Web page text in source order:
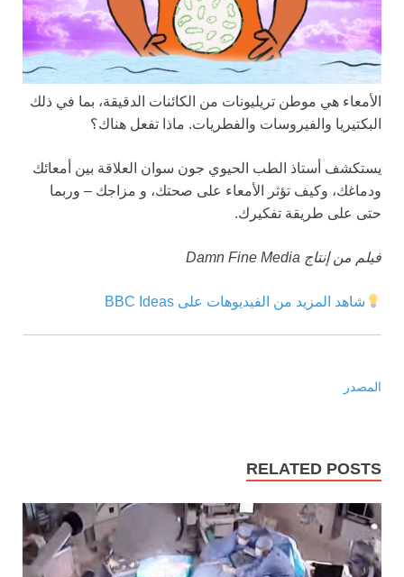
الأمعاء هي موطن تريليونات من الكائنات الدقيقة، بما في ذلك
البكتيريا والفيروسات والفطريات. ماذا تفعل هناك؟
يستكشف أستاذ الطب الحيوي جون سوان العلاقة بين أمعائك
ودماغك، وكيف تؤثر الأمعاء على صحتك، و مزاجك – وربما
حتى على طريقة تفكيرك.
فيلم من إنتاج Damn Fine Media
شاهد المزيد من الفيديوهات على BBC Ideas
المصدر
RELATED POSTS